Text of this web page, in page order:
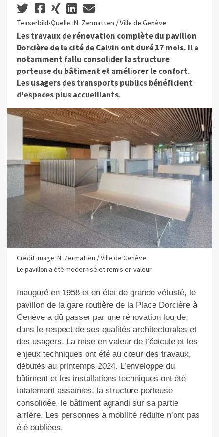
Teaserbild-Quelle: N. Zermatten / Ville de Genève
Les travaux de rénovation complète du pavillon
Dorcière de la cité de Calvin ont duré 17 mois. Il a
notamment fallu consolider la structure
porteuse du bâtiment et améliorer le confort.
Les usagers des transports publics bénéficient
d'espaces plus accueillants.
Crédit image: N. Zermatten / Ville de Genève
Le pavillon a été modernisé et remis en valeur.
Inauguré en 1958 et en état de grande vétusté, le
pavillon de la gare routière de la Place Dorcière à
Genève a dû passer par une rénovation lourde,
dans le respect de ses qualités architecturales et
des usagers. La mise en valeur de l’édicule et les
enjeux techniques ont été au cœur des travaux,
débutés au printemps 2024. L’enveloppe du
bâtiment et les installations techniques ont été
totalement assainies, la structure porteuse
consolidée, le bâtiment agrandi sur sa partie
arrière. Les personnes à mobilité réduite n’ont pas
été oubliées.